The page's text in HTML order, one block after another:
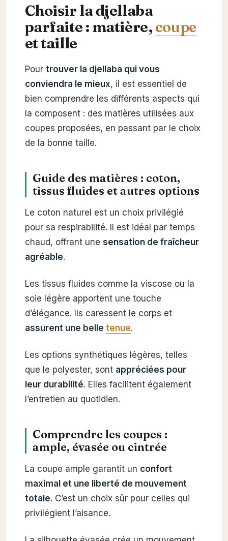
Choisir la djellaba
parfaite : matière,coupe
et taille
Pour trouver la djellaba qui vous
conviendra le mieux, il est essentiel de
bien comprendre les différents aspects qui
la composent : des matières utilisées aux
coupes proposées, en passant par le choix
de la bonne taille.
Guide des matières : coton,
tissus fluides et autres options
Le coton naturel est un choix privilégié
pour sa respirabilité. Il est idéal par temps
chaud, offrant une sensation de fraîcheur
agréable.
Les tissus fluides comme la viscose ou la
soie légère apportent une touche
d’élégance. Ils caressent le corps et
assurent une belle tenue.
Les options synthétiques légères, telles
que le polyester, sont appréciées pour
leur durabilité. Elles facilitent également
l’entretien au quotidien.
Comprendre les coupes :
ample, évasée ou cintrée
La coupe ample garantit un confort
maximal et une liberté de mouvement
totale. C’est un choix sûr pour celles qui
privilégient l’aisance.